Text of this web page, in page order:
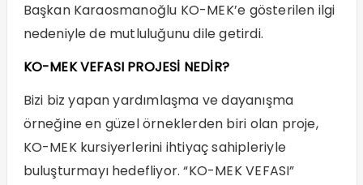
Başkan Karaosmanoğlu KO-MEK’e gösterilen ilgi
nedeniyle de mutluluğunu dile getirdi.
KO-MEK VEFASI PROJESİ NEDİR?
Bizi biz yapan yardımlaşma ve dayanışma
örneğine en güzel örneklerden biri olan proje,
KO-MEK kursiyerlerini ihtiyaç sahipleriyle
buluşturmayı hedefliyor. “KO-MEK VEFASI”